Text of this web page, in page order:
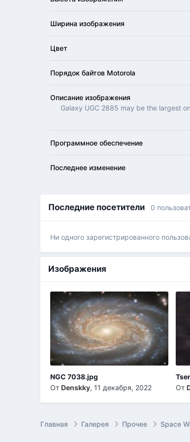
Ширина изображения
Цвет
Порядок байтов Motorola
Описание изображения
Galaxy UGC 2885 may be the largest
Программное обеспечение
Последнее изменение
Последние посетители 0
Ни одного зарегистрированного
Изображения
NGC 7038.jpg
От Denskky, 11 декабря, 2022
От
Главная Галерея Прочее Space